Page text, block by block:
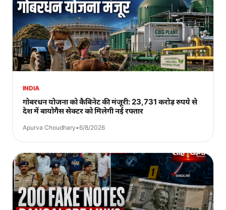
INDIA
गोबरधन योजना को कैबिनेट की मंजूरी: 23,731 करोड़ रुपये से
देश में बायोगैस सेक्टर को मिलेगी नई रफ्तार
Apurva Choudhary•6/8/2026